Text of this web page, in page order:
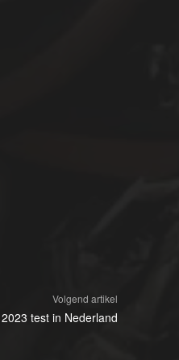
Volgend artikel
test in Nederland